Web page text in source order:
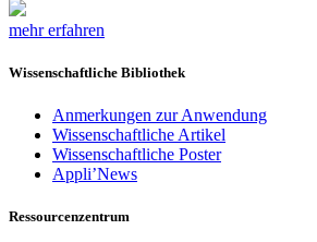
mehr erfahren
Wissenschaftliche Bibliothek
Anmerkungen zur Anwendung
Wissenschaftliche Artikel
Wissenschaftliche Poster
Appli’News
Ressourcenzentrum